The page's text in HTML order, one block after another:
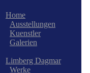
Home
Ausstellungen
Kuenstler
Galerien
Limberg Dagmar
Werke